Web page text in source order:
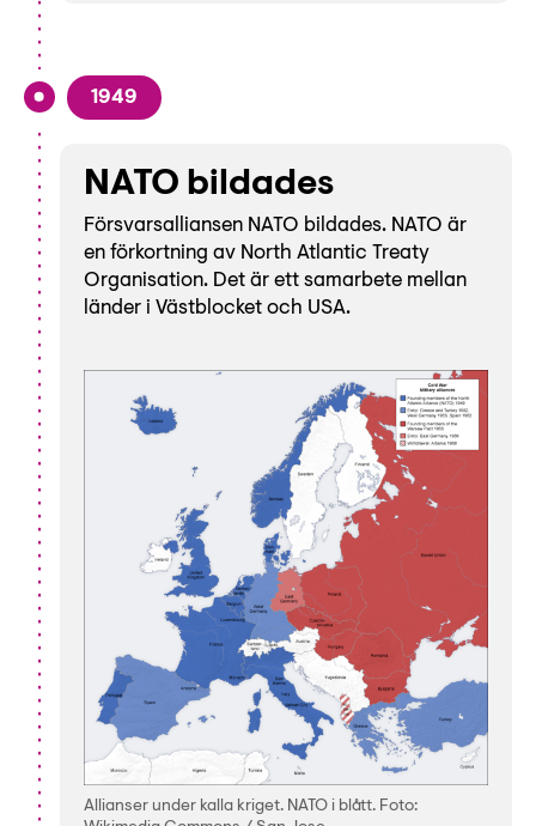
1949
NATO bildades
Försvarsalliansen NATO bildades. NATO är
en förkortning av North Atlantic Treaty
Organisation. Det är ett samarbete mellan
länder i Västblocket och USA.
Allianser under kalla kriget. NATO i blått. Foto: